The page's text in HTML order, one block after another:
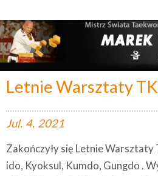
Letnie Warsztaty
Jul. 4, 2021
Zakończyły się Letnie
ido, Kyoksul, Kumdo, Gungdo .